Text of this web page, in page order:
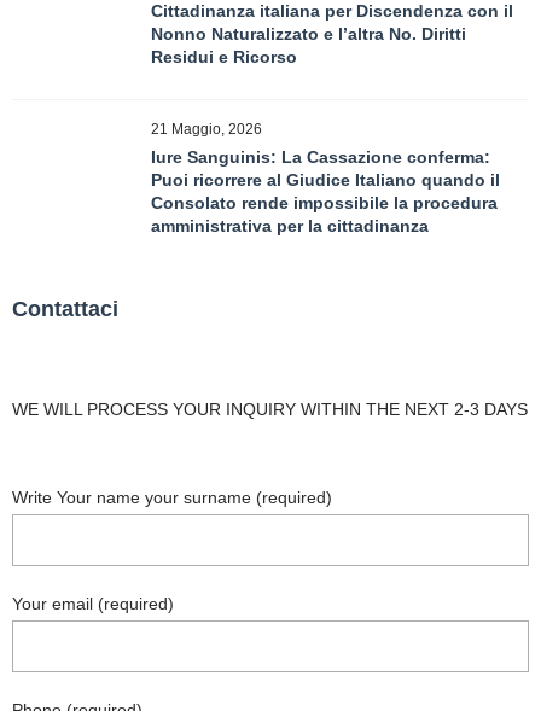
Cittadinanza italiana per Discendenza con il
Nonno Naturalizzato e l’altra No. Diritti
Residui e Ricorso
21 Maggio, 2026
Iure Sanguinis: La Cassazione conferma:
Puoi ricorrere al Giudice Italiano quando il
Consolato rende impossibile la procedura
amministrativa per la cittadinanza
Contattaci
WE WILL PROCESS YOUR INQUIRY WITHIN THE NEXT 2-3 DAYS
Write Your name your surname (required)
Your email (required)